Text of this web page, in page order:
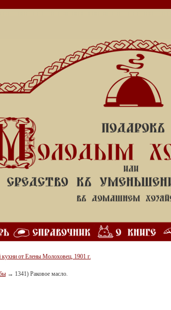
кухни от Елены Молоховец, 1901 г.
→ 1341) Раковое масло.